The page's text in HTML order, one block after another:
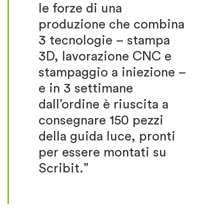
le forze di una
produzione che combina
3 tecnologie – stampa
3D, lavorazione CNC e
stampaggio a iniezione –
e in 3 settimane
dall’ordine è riuscita a
consegnare 150 pezzi
della guida luce, pronti
per essere montati su
Scribit.”